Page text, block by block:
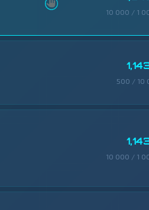
10 000 / 1
500 / 10
10 000 / 1